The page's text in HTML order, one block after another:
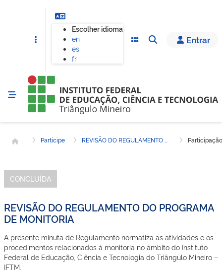
Escolher idioma
en
es
fr
Entrar
Página inicial
Participe Participação
CONCLUÍDA
REVISÃO DO REGULAMENTO DO PROGRAMA
DE MONITORIA
A presente minuta de Regulamento normatiza as atividades e os
procedimentos relacionados à monitoria no âmbito do Instituto
Federal de Educação, Ciência e Tecnologia do Triângulo Mineiro –
IFTM.